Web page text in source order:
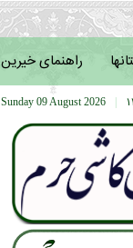
راهنمای خیرین
Sunday 09 August 2026